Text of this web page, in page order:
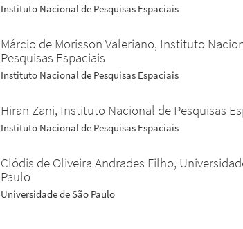
Instituto Nacional de Pesquisas Espaciais
Márcio de Morisson Valeriano, Instituto
Pesquisas Espaciais
Instituto Nacional de Pesquisas Espaciais
Hiran Zani, Instituto Nacional de Pesquisas
Instituto Nacional de Pesquisas Espaciais
Clódis de Oliveira Andrades Filho,
Paulo
Universidade de São Paulo